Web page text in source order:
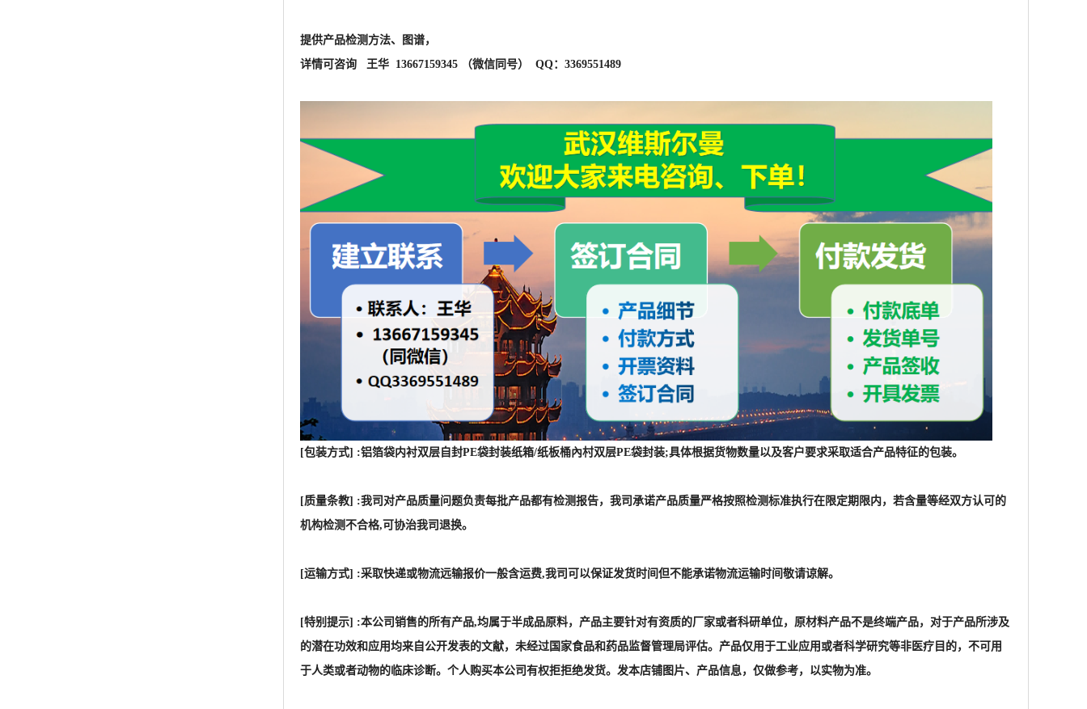
提供产品检测方法、图谱，
详情可咨询 王华 13667159345 （微信同号） QQ：3369551489
[包装方式] :铝箔袋内衬双层自封PE袋封装纸箱/纸板桶內村双层PE袋封装;具体根据货物数量以及客户要求采取适合产品特征的包装。
[质量条教] :我司对产品质量问题负责每批产品都有检测报告，我司承诺产品质量严格按照检测标准执行在限定期限内，若含量等经双方认可的
机构检测不合格,可协治我司退换。
[运输方式] :采取快递或物流远输报价一般含运费,我司可以保证发货时间但不能承诺物流运输时间敬请谅解。
[特别提示] :本公司销售的所有产品,均属于半成品原料，产品主要针对有资质的厂家或者科研单位，原材料产品不是终端产品，对于产品所涉及
的潜在功效和应用均来自公开发表的文献，未经过国家食品和药品监督管理局评估。产品仅用于工业应用或者科学研究等非医疗目的，不可用
于人类或者动物的临床诊断。个人购买本公司有权拒拒绝发货。发本店铺图片、产品信息，仅做参考，以实物为准。